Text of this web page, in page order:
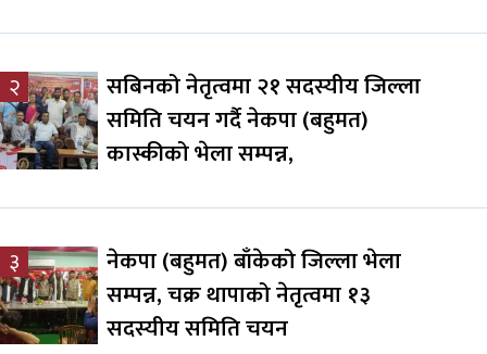
२
सबिनको नेतृत्वमा २१ सदस्यीय जिल्ला
समिति चयन गर्दै नेकपा (बहुमत)
कास्कीको भेला सम्पन्न,
३
नेकपा (बहुमत) बाँकेको जिल्ला भेला
सम्पन्न, चक्र थापाको नेतृत्वमा १३
सदस्यीय समिति चयन